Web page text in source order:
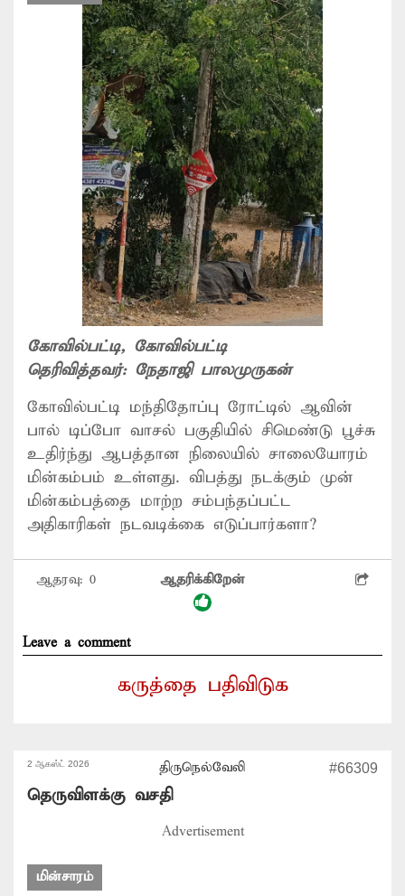
கோவில்பட்டி, கோவில்பட்டி
தெரிவித்தவர்: நேதாஜி பாலமுருகன்
கோவில்பட்டி மந்திதோப்பு ரோட்டில் ஆவின்
பால் டிப்போ வாசல் பகுதியில் சிமெண்டு பூச்சு
உதிர்ந்து ஆபத்தான நிலையில் சாலையோரம்
மின்கம்பம் உள்ளது. விபத்து நடக்கும் முன்
மின்கம்பத்தை மாற்ற சம்பந்தப்பட்ட
அதிகாரிகள் நடவடிக்கை எடுப்பார்களா?
ஆதரவு: 0 ஆதரிக்கிறேன்
Leave a comment
கருத்தை பதிவிடுக
2 ஆகஸ்ட் 2026 திருநெல்வேலி #66309
தெருவிளக்கு வசதி
Advertisement
மின்சாரம்